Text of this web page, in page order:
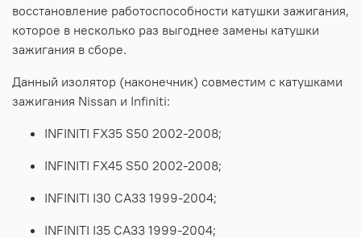
восстановление работоспособности катушки зажигания,
которое в несколько раз выгоднее замены катушки
зажигания в сборе.
Данный изолятор (наконечник) совместим с катушками
зажигания Nissan и Infiniti:
INFINITI FX35 S50 2002-2008;
INFINITI FX45 S50 2002-2008;
INFINITI I30 CA33 1999-2004;
INFINITI I35 CA33 1999-2004;